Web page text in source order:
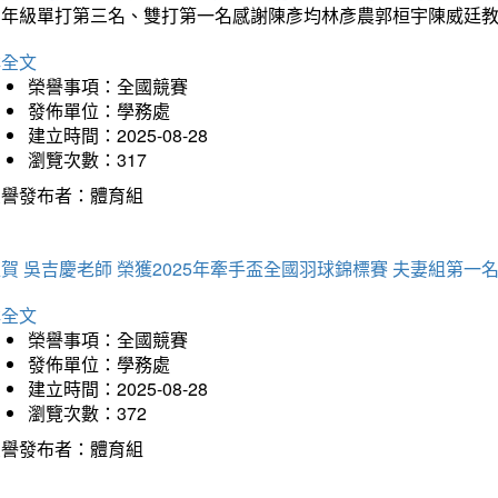
級單打第三名、雙打第一名感謝陳彥均林彥農郭桓宇陳威廷
文
榮譽事項：全國競賽
發佈單位：學務處
建立時間：2025-08-28
瀏覽次數：317
發布者：體育組
吳吉慶老師 榮獲2025年牽手盃全國羽球錦標賽 夫妻組第一名
文
榮譽事項：全國競賽
發佈單位：學務處
建立時間：2025-08-28
瀏覽次數：372
發布者：體育組